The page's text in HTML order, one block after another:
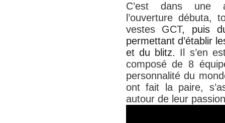
C’est dans une
l’ouverture débuta,
vestes GCT, puis
permettant d’établir
et du blitz. Il s’en
composé de 8
personnalité du
ont fait la paire,
autour de leur